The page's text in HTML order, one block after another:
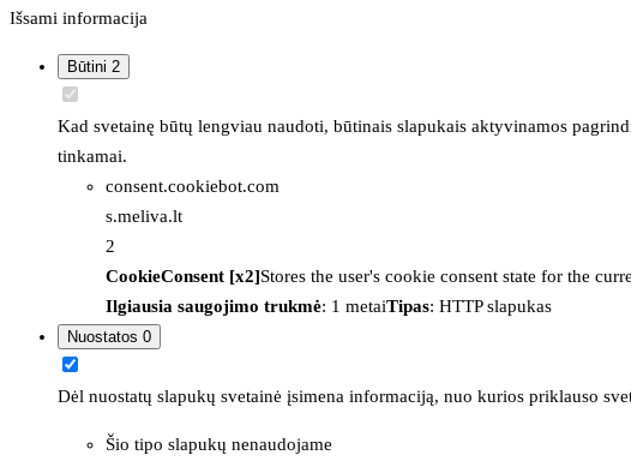
Išsami informacija
Būtini 2
Kad svetainę būtų lengviau naudoti, būtinais slapukais aktyvinamos
tinkamai.
consent.cookiebot.com
s.meliva.lt
2
CookieConsent [x2]Stores the user's cookie consent state for the
Ilgiausia saugojimo trukmė: 1 metaiTipas: HTTP slapukas
Nuostatos 0
Dėl nuostatų slapukų svetainė įsimena informaciją, nuo kurios priklauso
Šio tipo slapukų nenaudojame